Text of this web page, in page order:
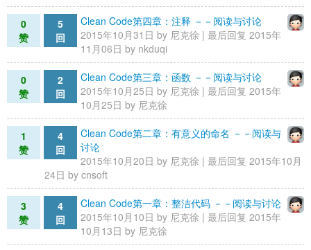
0
赞
5
回
Clean Code第四章：注释 －－阅读与讨论
2015年10月31日 by 尼克徐 | 最后回复 2015年
11月06日 by nkduqi
0
赞
2
回
Clean Code第三章：函数 －－阅读与讨论
2015年10月25日 by 尼克徐 | 最后回复 2015年
10月25日 by 尼克徐
1
赞
4
回
Clean Code第二章：有意义的命名 －－阅读与
讨论
2015年10月20日 by 尼克徐 | 最后回复 2015年10月
24日 by cnsoft
3
赞
4
回
Clean Code第一章：整洁代码 －－阅读与讨论
2015年10月10日 by 尼克徐 | 最后回复 2015年
10月13日 by 尼克徐